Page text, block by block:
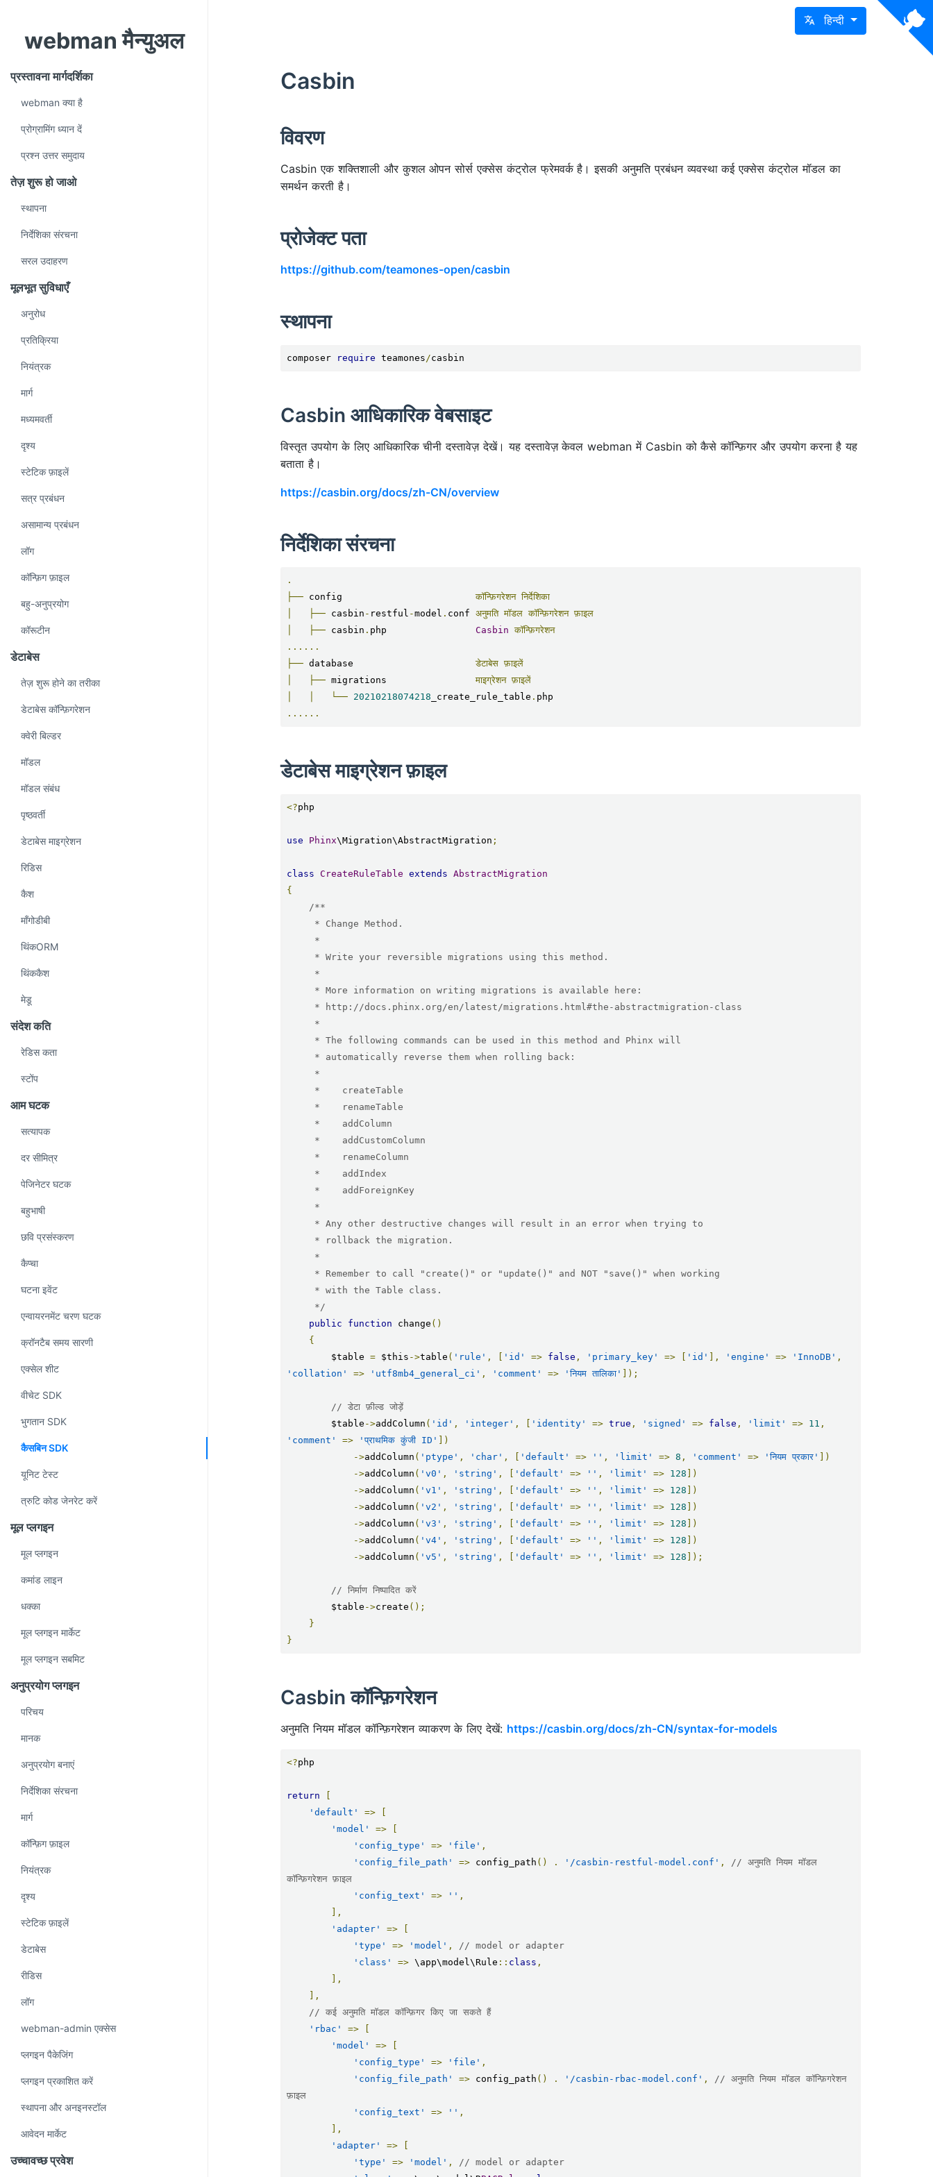
हिन्दी
webman मैन्युअल
प्रस्तावना मार्गदर्शिका
webman क्या है
प्रोग्रामिंग ध्यान दें
प्रश्न उत्तर समुदाय
तेज़ शुरू हो जाओ
स्थापना
निर्देशिका संरचना
सरल उदाहरण
मूलभूत सुविधाएँ
अनुरोध
प्रतिक्रिया
नियंत्रक
मार्ग
मध्यमवर्ती
दृश्य
स्टेटिक फ़ाइलें
सत्र प्रबंधन
असामान्य प्रबंधन
लॉग
कॉन्फ़िग फ़ाइल
बहु-अनुप्रयोग
कॉरूटीन
डेटाबेस
तेज़ शुरू होने का तरीका
डेटाबेस कॉन्फ़िगरेशन
क्वेरी बिल्डर
मॉडल
मॉडल संबंध
पृष्ठवर्ती
डेटाबेस माइग्रेशन
रिडिस
कैश
मॉंगोडीबी
थिंकORM
थिंककैश
मेडू
संदेश कति
रेडिस कता
स्टोंप
आम घटक
सत्यापक
दर सीमित्र
पेजिनेटर घटक
बहुभाषी
छवि प्रसंस्करण
कैप्चा
घटना इवेंट
एन्वायरनमेंट चरण घटक
क्रॉनटैब समय सारणी
एक्सेल शीट
वीचेट SDK
भुगतान SDK
कैसबिन SDK
यूनिट टेस्ट
त्रुटि कोड जेनरेट करें
मूल प्लगइन
मूल प्लगइन
कमांड लाइन
धक्का
मूल प्लगइन मार्केट
मूल प्लगइन सबमिट
अनुप्रयोग प्लगइन
परिचय
मानक
अनुप्रयोग बनाएं
निर्देशिका संरचना
मार्ग
कॉन्फ़िग फ़ाइल
नियंत्रक
दृश्य
स्टेटिक फ़ाइलें
डेटाबेस
रीडिस
लॉग
webman-admin एक्सेस
प्लगइन पैकेजिंग
प्लगइन प्रकाशित करें
स्थापना और अनइनस्टॉल
आवेदन मार्केट
उच्चावच्छ प्रवेश
Casbin
विवरण
Casbin एक शक्तिशाली और कुशल ओपन सोर्स एक्सेस कंट्रोल फ्रेमवर्क है। इसकी अनुमति प्रबंधन व्यवस्था कई एक्सेस कंट्रोल मॉडल का
समर्थन करती है।
प्रोजेक्ट पता
https://github.com/teamones-open/casbin
स्थापना
composer require teamones /casbin
Casbin आधिकारिक वेबसाइट
विस्तृत उपयोग के लिए आधिकारिक चीनी दस्तावेज़ देखें। यह दस्तावेज़ केवल webman में Casbin को कैसे कॉन्फ़िगर और उपयोग करना है यह
बताता है।
https://casbin.org/docs/zh-CN/overview
निर्देशिका संरचना
.
├── config कॉन्फ़िगरेशन निर्देशिका
├── casbin - restful -model . conf अनुमति मॉडल कॉन्फ़िगरेशन फ़ाइल
├── casbin . php Casbin
कॉन्फ़िगरेशन
......
├── database डेटाबेस फ़ाइलें
├── migrations माइग्रेशन फ़ाइलें
└── 20210218074218 _create_rule_table .
......
डेटाबेस माइग्रेशन फ़ाइल
<?php
use Phinx\Migration\AbstractMigration ;
class CreateRuleTable extends
AbstractMigration
{
/**
     */
public
function change ()
{
        $table
= $this ->table ( 'rule' , 'id' => false , 'primary_key' => 'id' ], 'engine' => 'InnoDB' ,
'collation'
=> 'utf8mb4_general_ci' , 'comment' => 'नियम तालिका' ]);
// डेटा फ़ील्ड जोड़ें
        $table
->addColumn ( 'id' , 'integer' , 'identity' => true , 'signed' => false , 'limit' => 11 ,
'comment'
=> 'प्राथमिक कुंजी ID'
])
->addColumn ( 'ptype' , 'char' , 'default' => '' , 'limit' => 8 , 'comment' => 'नियम प्रकार'
])
->addColumn ( 'v0' , 'string' , 'default' => '' , 'limit' => 128 ])
->addColumn ( 'v1' , 'string' , 'default' => '' , 'limit' => 128 ])
->addColumn ( 'v2' , 'string' , 'default' => '' , 'limit' => 128 ])
->addColumn ( 'v3' , 'string' , 'default' => '' , 'limit' => 128 ])
->addColumn ( 'v4' , 'string' , 'default' => '' , 'limit' => 128 ])
->addColumn ( 'v5' , 'string' , 'default' => '' , 'limit' => 128 ]);
// निर्माण निष्पादित करें
        $table
->create ();
}
}
Casbin कॉन्फ़िगरेशन
अनुमति नियम मॉडल कॉन्फ़िगरेशन व्याकरण के लिए देखें: https://casbin.org/docs/zh-CN/syntax-for-models
<?php
return
[
'default'
=>
[
'model'
=>
[
'config_type'
=> 'file' ,
'config_file_path'
=> config_path () . '/casbin-restful-model.conf' ,
// अनुमति नियम मॉडल
कॉन्फ़िगरेशन फ़ाइल
'config_text'
=> '' ,
],
'adapter'
=>
[
'type'
=> 'model' ,
// model or adapter
'class'
=> \app\model\Rule :: class ,
],
],
// कई अनुमति मॉडल कॉन्फ़िगर किए जा सकते हैं
'rbac'
=>
[
'model'
=>
[
'config_type'
=> 'file' ,
'config_file_path'
=> config_path () . '/casbin-rbac-model.conf' ,
// अनुमति नियम मॉडल कॉन्फ़िगरेशन
फ़ाइल
'config_text'
=> '' ,
],
'adapter'
=>
[
'type'
=> 'model' ,
// model or adapter